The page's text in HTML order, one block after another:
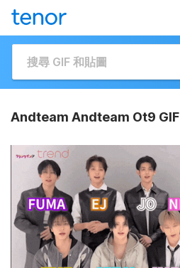
Andteam Andteam Ot9 GIF